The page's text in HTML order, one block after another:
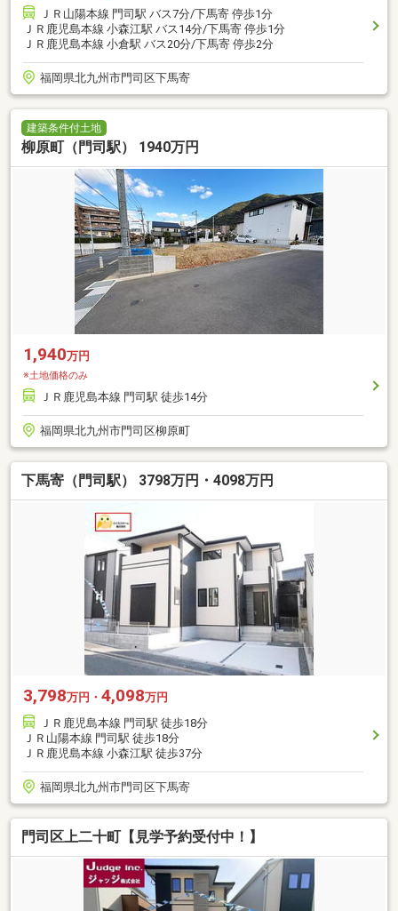
ＪＲ山陽本線 門司駅 バス7分/下馬寄 停歩1分
ＪＲ鹿児島本線 小森江駅 バス14分/下馬寄 停歩1分
ＪＲ鹿児島本線 小倉駅 バス20分/下馬寄 停歩2分
福岡県北九州市門司区下馬寄
建築条件付土地
柳原町（門司駅） 1940万円
1,940万円
※土地価格のみ
ＪＲ鹿児島本線 門司駅 徒歩14分
福岡県北九州市門司区柳原町
下馬寄（門司駅） 3798万円・4098万円
3,798万円・ 4,098万円
ＪＲ鹿児島本線 門司駅 徒歩18分
ＪＲ山陽本線 門司駅 徒歩18分
ＪＲ鹿児島本線 小森江駅 徒歩37分
福岡県北九州市門司区下馬寄
門司区上二十町【見学予約受付中！】